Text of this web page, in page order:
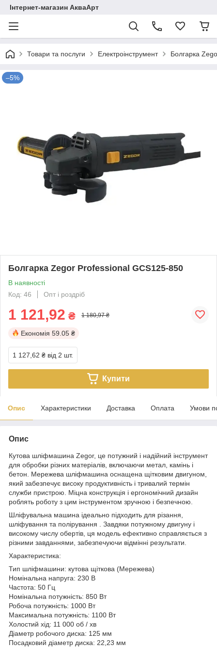
Інтернет-магазин АкваАрт
Товари та послуги Електроінструмент Болгарка
–5%
Болгарка Zegor Professional GCS125-850
В наявності
Код: 46
Опт і роздріб
1 121,92 ₴ 1 180,97 ₴
Економія 59.05 ₴
1 127,62 ₴ від 2 шт.
Купити
Опис Характеристики Доставка Оплата Умови
Опис
Кутова шліфмашина Zegor, це потужний і надійний інструмент
для обробки різних матеріалів, включаючи метал, камінь і
бетон. Мережева шліфмашина оснащена щітковим двигуном,
який забезпечує високу продуктивність і тривалий термін
служби пристрою. Міцна конструкція і ергономічний дизайн
роблять роботу з цим інструментом зручною і безпечною.
Шліфувальна машина ідеально підходить для різання,
шліфування та полірування . Завдяки потужному двигуну і
високому числу обертів, ця модель ефективно справляється з
різними завданнями, забезпечуючи відмінні результати.
Характеристика:
Тип шліфмашини: кутова щіткова (Мережева)
Номінальна напруга: 230 В
Частота: 50 Гц
Номінальна потужність: 850 Вт
Робоча потужність: 1000 Вт
Максимальна потужність: 1100 Вт
Холостий хід: 11 000 об / хв
Діаметр робочого диска: 125 мм
Посадковий діаметр диска: 22,23 мм